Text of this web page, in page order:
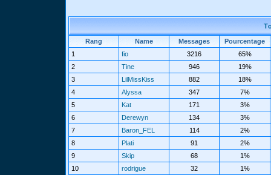
Rang Name Messages
Pourcentage
1
fio 3216
65%
2
Tine 946
19%
3
LilMissKiss 882
18%
4
Alyssa 347
7%
5
Kat 171
3%
6
Derewyn 134
3%
7
Baron_FEL 114
2%
8
Plati 91
2%
9
Skip 68
1%
10
rodrigue 32 1%